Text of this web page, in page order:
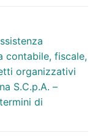
contabile, fiscale,
organizzativi
S.C.p.A. –
di